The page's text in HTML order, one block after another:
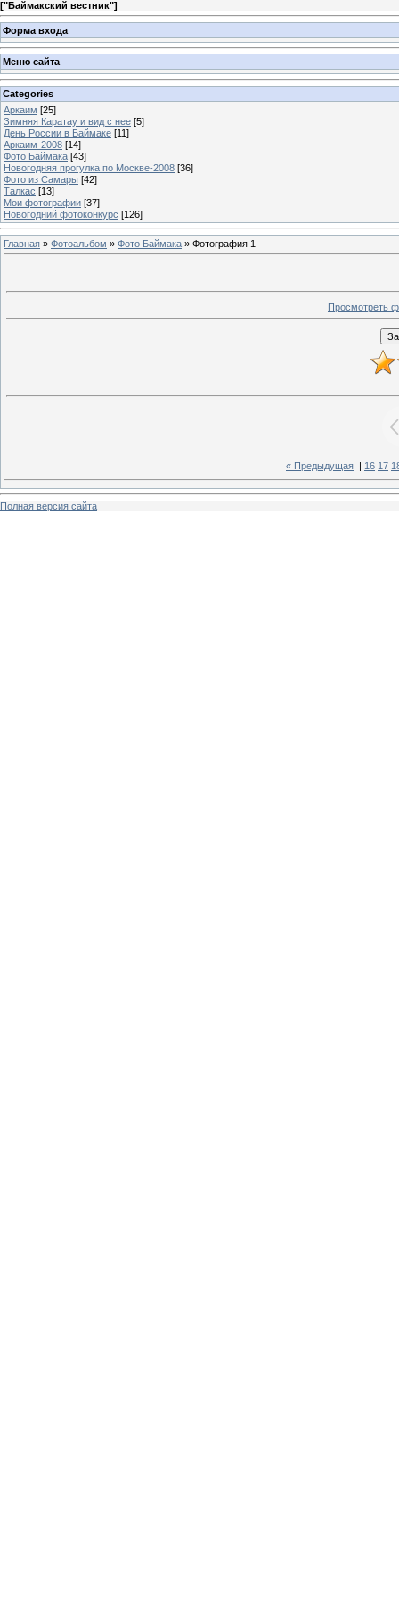
["Баймакский вестник"]
Форма входа
Меню сайта
Categories
Аркаим [25]
Зимняя Каратау и вид с нее [5]
День России в Баймаке [11]
Аркаим-2008 [14]
Фото Баймака [43]
Новогодняя прогулка по Москве-2008 [36]
Фото из Самары [42]
Талкас [13]
Мои фотографии [37]
Новогодний фотоконкурс [126]
Главная » Фотоальбом » Фото Баймака » Фотография 1
Просмотреть
« Предыдущая 16 17
Полная версия сайта